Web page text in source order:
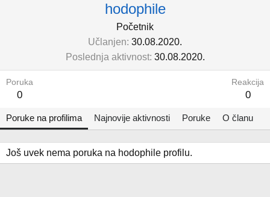
hodophile
Početnik
Učlanjen 30.08.2020.
Poslednja aktivnost 30.08.2020.
Poruka
0
Reakcija
0
Poruke na profilima Najnovije aktivnosti Poruke O članu
Još uvek nema poruka na hodophile profilu.